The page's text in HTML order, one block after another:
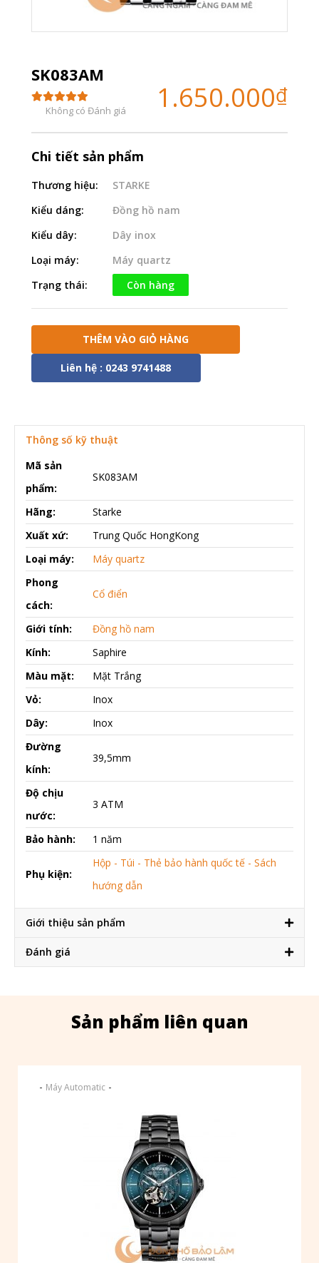
SK083AM
Không có Đánh giá 1.650.000₫
Chi tiết sản phẩm
Thương hiệu:
STARKE
Kiểu dáng:
Đồng hồ nam
Kiểu dây:
Dây inox
Loại máy:
Máy quartz
Trạng thái:
Còn hàng
THÊM VÀO GIỎ HÀNG
Liên hệ : 0243 9741488
Thông số kỹ thuật
Mã sản
phẩm:
SK083AM
Hãng:
Starke
Xuất xứ:
Trung Quốc HongKong
Loại máy:
Máy quartz
Phong
cách:
Cổ điển
Giới tính:
Đồng hồ nam
Kính:
Saphire
Màu mặt:
Mặt Trắng
Vỏ:
Inox
Dây:
Inox
Đường
kính:
39,5mm
Độ chịu
nước:
3 ATM
Bảo hành: 1 năm
Phụ kiện:
Hộp - Túi - Thẻ bảo hành quốc tế - Sách
hướng dẫn
Giới thiệu sản phẩm
Đánh giá
Sản phẩm liên quan
- Máy Automatic -